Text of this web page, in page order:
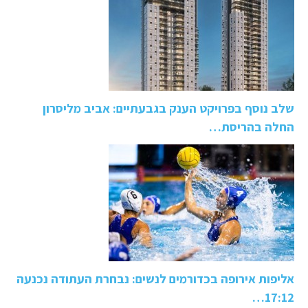
שלב נוסף בפרויקט הענק בגבעתיים: אביב מליסרון
החלה בהריסת…
אליפות אירופה בכדורמים לנשים: נבחרת העתודה נכנעה
17:12…